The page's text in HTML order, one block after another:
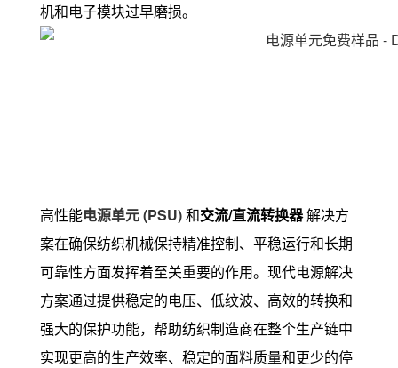
机和电子模块过早磨损。
高性能电源单元 (PSU)和交流/直流转换器解决方
案在确保纺织机械保持精准控制、平稳运行和长期
可靠性方面发挥着至关重要的作用。现代电源解决
方案通过提供稳定的电压、低纹波、高效的转换和
强大的保护功能，帮助纺织制造商在整个生产链中
实现更高的生产效率、稳定的面料质量和更少的停